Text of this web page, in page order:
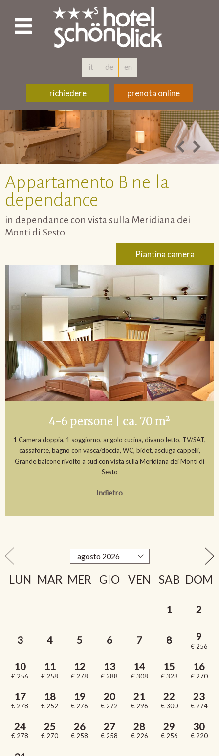
it de en
richiedere prenota online
Appartamento B nella
dependance
in dependance con vista sulla Meridiana dei
Monti di Sesto
Piantina camera
4-6 persone | ca. 70 m²
1 Camera doppia, 1 soggiorno, angolo cucina, divano letto, TV/SAT,
cassaforte, bagno con vasca/doccia, WC, bidet, asciuga cappelli,
Grande balcone rivolto a sud con vista sulla Meridiana dei Monti di
Sesto
Indietro